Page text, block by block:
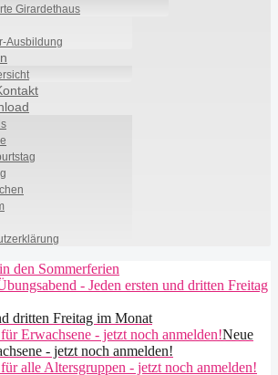
Girardethaus
Ausbildung
dritten Freitag im Monat
Neue
- jetzt noch anmelden!